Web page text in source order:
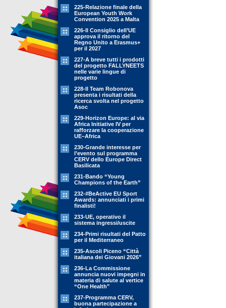
225-Relazione finale della
European Youth Work
Convention 2025 a Malta
226-Il Consiglio dell’UE
approva il ritorno del
Regno Unito a Erasmus+
per il 2027
227-A breve tutti i prodotti
del progetto FALLYNEETS
nelle varie lingue di
progetto
228-Il Team Robonova
presenta i risultati della
ricerca svolta nel progetto
Asoc
229-Horizon Europe: al via
Africa Initiative IV per
rafforzare la cooperazione
UE–Africa
230-Grande interesse per
l’evento sul programma
CERV dello Europe Direct
Basilicata
231-Bando “Young
Champions of the Earth”
232-#BeActive EU Sport
Awards: annunciati i primi
finalisti!
233-UE, operativo il
sistema ingressi/uscite
234-Primi risultati del Patto
per il Mediterraneo
235-Ascoli Piceno “Città
italiana dei Giovani 2026”
236-La Commissione
annuncia nuovi impegni in
materia di salute al vertice
“One Health"
237-Programma CERV,
buona partecipazione a